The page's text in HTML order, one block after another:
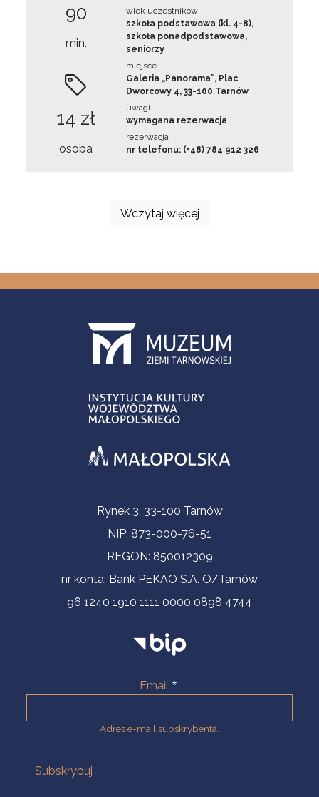
90
min.
14 zł
osoba
wiek uczestników
szkoła podstawowa (kl. 4-8),
szkoła ponadpodstawowa,
seniorzy
miejsce
Galeria „Panorama”, Plac
Dworcowy 4, 33-100 Tarnów
uwagi
wymagana rezerwacja
rezerwacja
nr telefonu: (+48) 784 912 326
Wczytaj więcej
Informacje kontaktoweRynek 3, 33-100 Tarnów
NIP: 873-000-76-51
REGON: 850012309
nr konta: Bank PEKAO S.A. O/Tarnów
96 1240 1910 1111 0000 0898 4744
Email
Adres e-mail subskrybenta.